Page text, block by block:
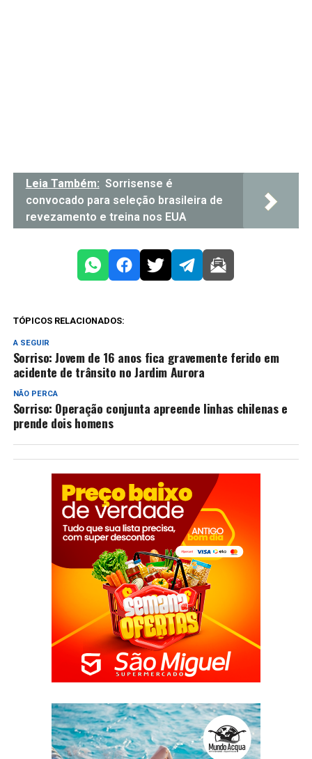
Leia Também: Sorrisense é
convocado para seleção brasileira de
revezamento e treina nos EUA
TÓPICOS RELACIONADOS:
A SEGUIR
Sorriso: Jovem de 16 anos fica gravemente ferido em
acidente de trânsito no Jardim Aurora
NÃO PERCA
Sorriso: Operação conjunta apreende linhas chilenas e
prende dois homens